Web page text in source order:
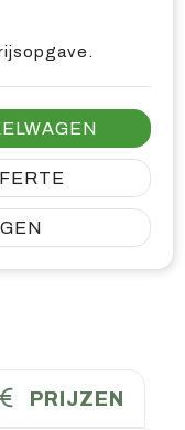
PRIJZEN